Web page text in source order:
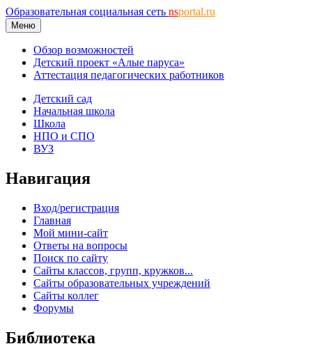
Образовательная социальная сеть nsportal.ru
Меню
Обзор возможностей
Детский проект «Алые паруса»
Аттестация педагогических работников
Детский сад
Начальная школа
Школа
НПО и СПО
ВУЗ
Навигация
Вход/регистрация
Главная
Мой мини-сайт
Ответы на вопросы
Поиск по сайту
Сайты классов, групп, кружков...
Сайты образовательных учреждений
Сайты коллег
Форумы
Библиотека